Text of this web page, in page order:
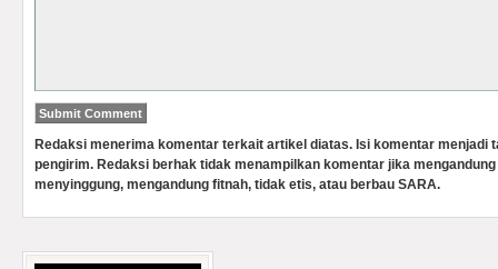
Redaksi menerima komentar terkait artikel diatas. Isi komentar menjadi
pengirim. Redaksi berhak tidak menampilkan komentar jika
menyinggung, mengandung fitnah, tidak etis, atau berbau SARA.